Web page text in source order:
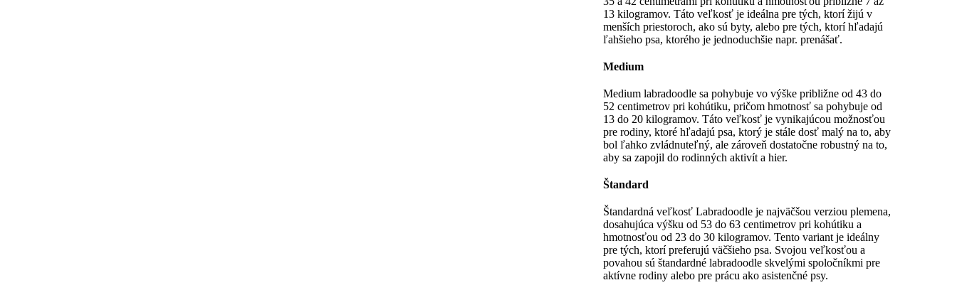
13 kilogramov. Táto veľkosť je ideálna pre tých, ktorí žijú v
menších priestoroch, ako sú byty, alebo pre tých, ktorí hľadajú
ľahšieho psa, ktorého je jednoduchšie napr. prenášať.
Medium
Medium labradoodle sa pohybuje vo výške približne od 43 do
52 centimetrov pri kohútiku, pričom hmotnosť sa pohybuje od
13 do 20 kilogramov. Táto veľkosť je vynikajúcou možnosťou
pre rodiny, ktoré hľadajú psa, ktorý je stále dosť malý na to, aby
bol ľahko zvládnuteľný, ale zároveň dostatočne robustný na to,
aby sa zapojil do rodinných aktivít a hier.
Štandard
Štandardná veľkosť Labradoodle je najväčšou verziou plemena,
dosahujúca výšku od 53 do 63 centimetrov pri kohútiku a
hmotnosťou od 23 do 30 kilogramov. Tento variant je ideálny
pre tých, ktorí preferujú väčšieho psa. Svojou veľkosťou a
povahou sú štandardné labradoodle skvelými spoločníkmi pre
aktívne rodiny alebo pre prácu ako asistenčné psy.